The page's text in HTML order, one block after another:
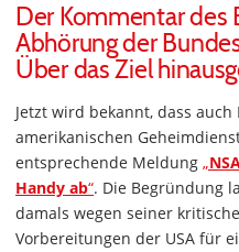
Der Kommentar des
Abhörung der
Über das Ziel
Jetzt wird bekannt, dass
amerikanischen
entsprechende Meldung „
Handy ab“. Die Begründung
damals wegen seiner
Vorbereitungen der USA für